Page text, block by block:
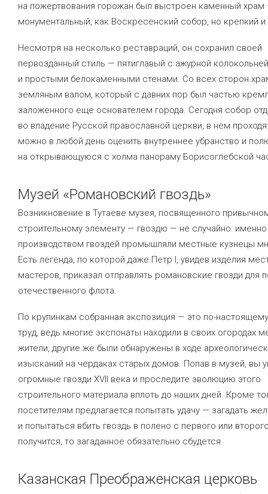
на пожертвования горожан был выстроен каменный храм
монументальный, как Воскресенский собор, но крепкий
Несмотря на несколько реставраций, он сохранил своей
первозданный стиль — пятиглавый с ажурной колокольней
и простыми белокаменными стенами. Со всех сторон
земляным валом, который с давних пор был частью
заложенного еще основателем города. Сегодня собор
во владение Русской православной церкви, в нем
можно в любой день оценить внутреннее убранство и
на открывающуюся с холма панораму Борисоглебской
Музей «Романовский гвоздь»
Возникновение в Тутаеве музея, посвященного
строительному элементу — гвоздю — не случайно: именно
производством гвоздей промышляли местные кузнецы
Есть легенда, по которой даже Петр I, увидев изделия
мастеров, приказал отправлять романовские гвозди для
отечественного флота.
По крупинкам собранная экспозиция — это по-
труд, ведь многие экспонаты находили в своих огородах
жители, другие же были обнаружены в ходе
изысканий на чердаках старых домов. Попав в музей, вы
огромные гвозди XVII века и проследите эволюцию этого
строительного материала вплоть до наших дней. Кроме
посетителям предлагается попытать удачу — загадать
и попытаться вбить гвоздь в полено с первого или
получится, то загаданное обязательно сбудется.
Казанская Преображенская церковь